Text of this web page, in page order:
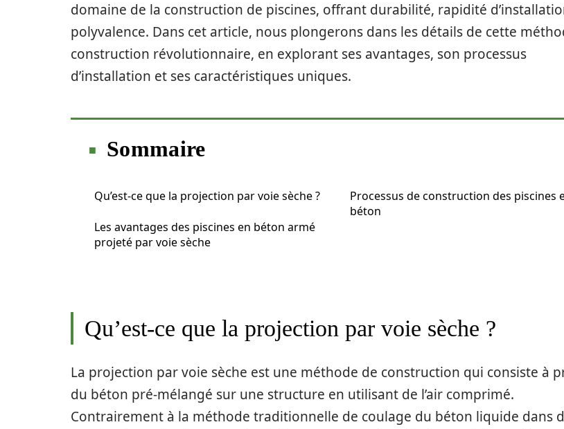
domaine de la construction de piscines, offrant durabilité, rapidité
polyvalence. Dans cet article, nous plongerons dans les détails de cette
construction révolutionnaire, en explorant ses avantages, son processus
d’installation et ses caractéristiques uniques.
Sommaire
Qu’est-ce que la projection par voie sèche ?
Les avantages des piscines en béton armé
projeté par voie sèche
Processus de construction des piscines
béton
Qu’est-ce que la projection par voie sèche ?
La projection par voie sèche est une méthode de construction qui consiste à
du béton pré-mélangé sur une structure en utilisant de l’air comprimé.
Contrairement à la méthode traditionnelle de coulage du béton liquide dans